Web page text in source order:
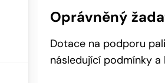
Oprávněný
Dotace na podporu
následující podmínky a